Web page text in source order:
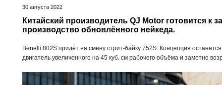
30 августа 2022
Китайский производитель QJ Motor готовится к
производство обновлённого нейкеда.
Benelli 802S придёт на смену стрит-байку 752S. Концепция
двигатель увеличенного на 45 куб. см рабочего объёма и заметно